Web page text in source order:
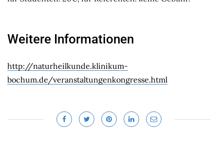
Weitere Informationen
http://naturheilkunde.klinikum-
bochum.de/veranstaltungenkongresse.html